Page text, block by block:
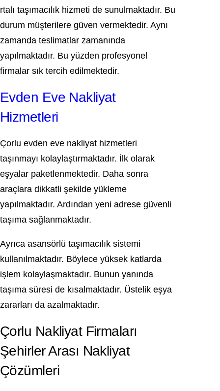
rtalı taşımacılık hizmeti de sunulmaktadır. Bu
durum müşterilere güven vermektedir. Aynı
zamanda teslimatlar zamanında
yapılmaktadır. Bu yüzden profesyonel
firmalar sık tercih edilmektedir.
Evden Eve Nakliyat
Hizmetleri
Çorlu evden eve nakliyat hizmetleri
taşınmayı kolaylaştırmaktadır. İlk olarak
eşyalar paketlenmektedir. Daha sonra
araçlara dikkatli şekilde yükleme
yapılmaktadır. Ardından yeni adrese güvenli
taşıma sağlanmaktadır.
Ayrıca asansörlü taşımacılık sistemi
kullanılmaktadır. Böylece yüksek katlarda
işlem kolaylaşmaktadır. Bunun yanında
taşıma süresi de kısalmaktadır. Üstelik eşya
zararları da azalmaktadır.
Çorlu Nakliyat Firmaları
Şehirler Arası Nakliyat
Çözümleri